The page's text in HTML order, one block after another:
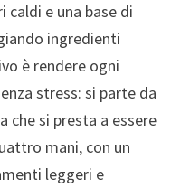
e una base di
ingredienti
è rendere ogni
stress: si parte da
che si presta a essere
mani, con un
leggeri e